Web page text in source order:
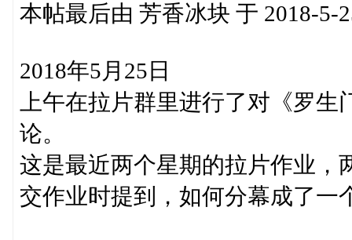
本帖最后由 芳香冰块 于 2018-5-
2018年5月25日
上午在拉片群里进行了对《罗
论。
这是最近两个星期的拉片作业，
交作业时提到，如何分幕成了一